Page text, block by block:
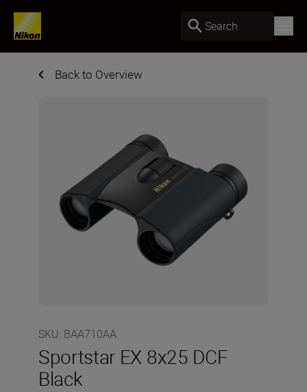
Search
Back to Overview
SKU: BAA710AA
Sportstar EX 8x25 DCF
Black